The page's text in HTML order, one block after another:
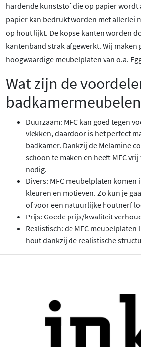
hardende kunststof die op papier wordt
papier kan bedrukt worden met allerlei
op hout lijkt. De kopse kanten worden
kantenband strak afgewerkt. Wij maken
hoogwaardige meubelplaten van o.a.
Wat zijn de
Duurzaam: MFC kan goed tegen
vlekken, daardoor is het perfect
badkamer. Dankzij de Melamine
schoon te maken en heeft MFC
nodig.
Divers: MFC meubelplaten komen
kleuren en motieven. Zo kun je
of voor een natuurlijke houtnerf
Prijs: Goede prijs/kwaliteit
Realistisch: de MFC meubelplaten
hout dankzij de realistische